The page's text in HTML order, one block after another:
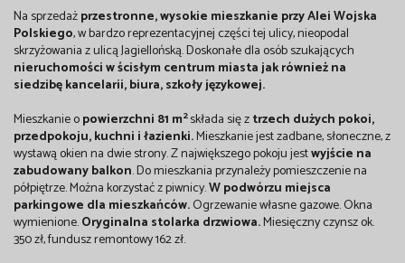
Na sprzedażprzestronne, wysokie mieszkanie przy Alei Wojska
Polskiego, w bardzo reprezentacyjnej części tej ulicy, nieopodal
skrzyżowania z ulicą Jagiellońską. Doskonałe dla osób szukających
nieruchomości w ścisłym centrum miasta jak również na
siedzibę kancelarii, biura, szkoły językowej.
Mieszkanie opowierzchni 81 m2składa się ztrzech dużych pokoi,
przedpokoju, kuchni i łazienki.Mieszkanie jest zadbane, słoneczne, z
wystawą okien na dwie strony. Z największego pokoju jestwyjście na
zabudowany balkon. Do mieszkania przynależy pomieszczenie na
półpiętrze. Można korzystać z piwnicy.W podwórzu miejsca
parkingowe dla mieszkańców.Ogrzewanie własne gazowe. Okna
wymienione.Oryginalna stolarka drzwiowa.Miesięczny czynsz ok.
350 zł, fundusz remontowy 162 zł.